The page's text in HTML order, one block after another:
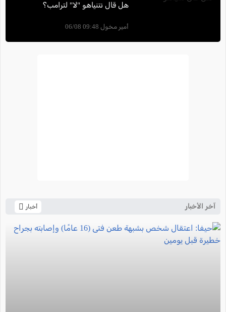
هل قال نتنياهو "لا" لترامب؟
أمير مخول 09:48 06/08
آخر الأخبار أخبار